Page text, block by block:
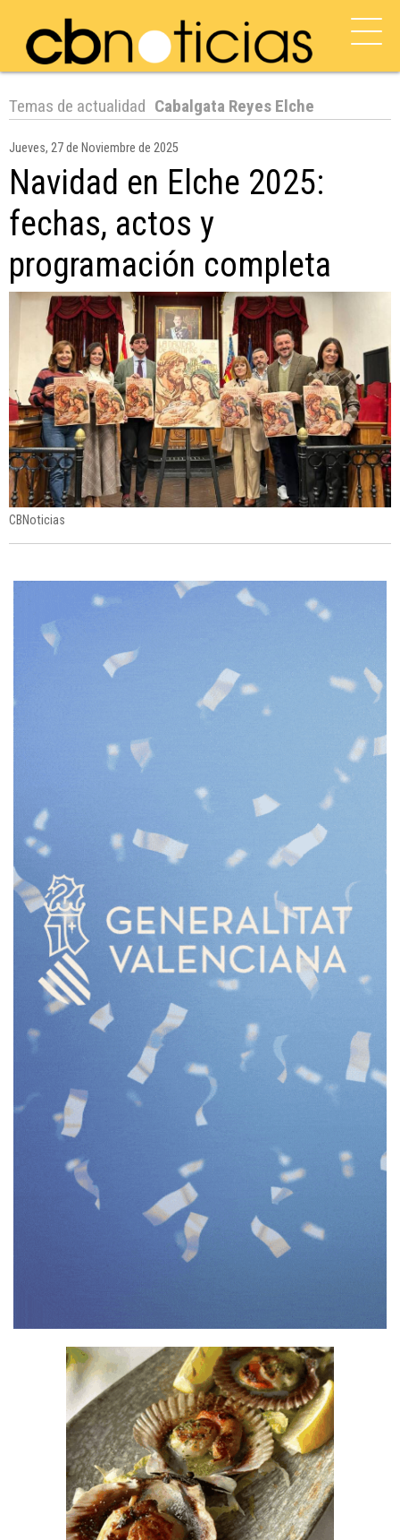
Temas de actualidad Cabalgata Reyes Elche
Jueves, 27 de Noviembre de 2025
Navidad en Elche 2025:
fechas, actos y
programación completa
CBNoticias